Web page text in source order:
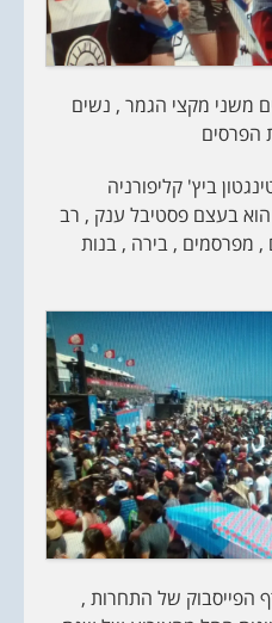
משני מקצי הגמר , נשים
הפרסים
ביץ' קליפורניה
בעצם פסטיבל ענק , רב
מפרסמים , בירה , בנות
הפייסבוק של התחרות ,